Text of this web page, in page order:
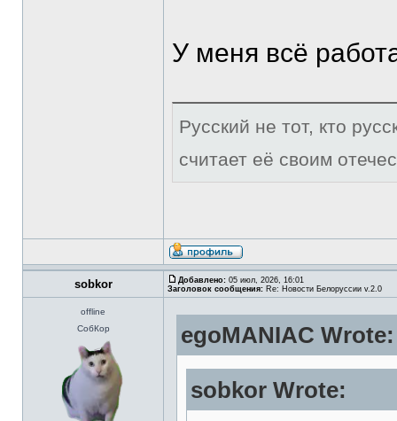
У меня всё
Русский не тот, кто
считает её своим
sobkor Добавлено: 05 июл, 2026, 16:01
Заголовок сообщения: Re: Новости Белоруссии v.2.0
offline
СобКор
egoMANIAC Wrote:
sobkor Wrote: